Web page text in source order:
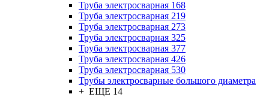
Труба электросварная 168
Труба электросварная 219
Труба электросварная 273
Труба электросварная 325
Труба электросварная 377
Труба электросварная 426
Труба электросварная 530
Трубы электросварные большого диаметра
+ ЕЩЕ 14